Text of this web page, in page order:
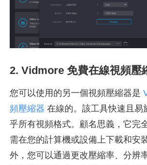
2. Vidmore 免費在線視頻壓
您可以使用的另一個視頻壓縮器是
頻壓縮器 在線的。該工具快速且易
乎所有視頻格式。顧名思義，它完
需在您的計算機或設備上下載和安
外，您可以通過更改壓縮率、分辨